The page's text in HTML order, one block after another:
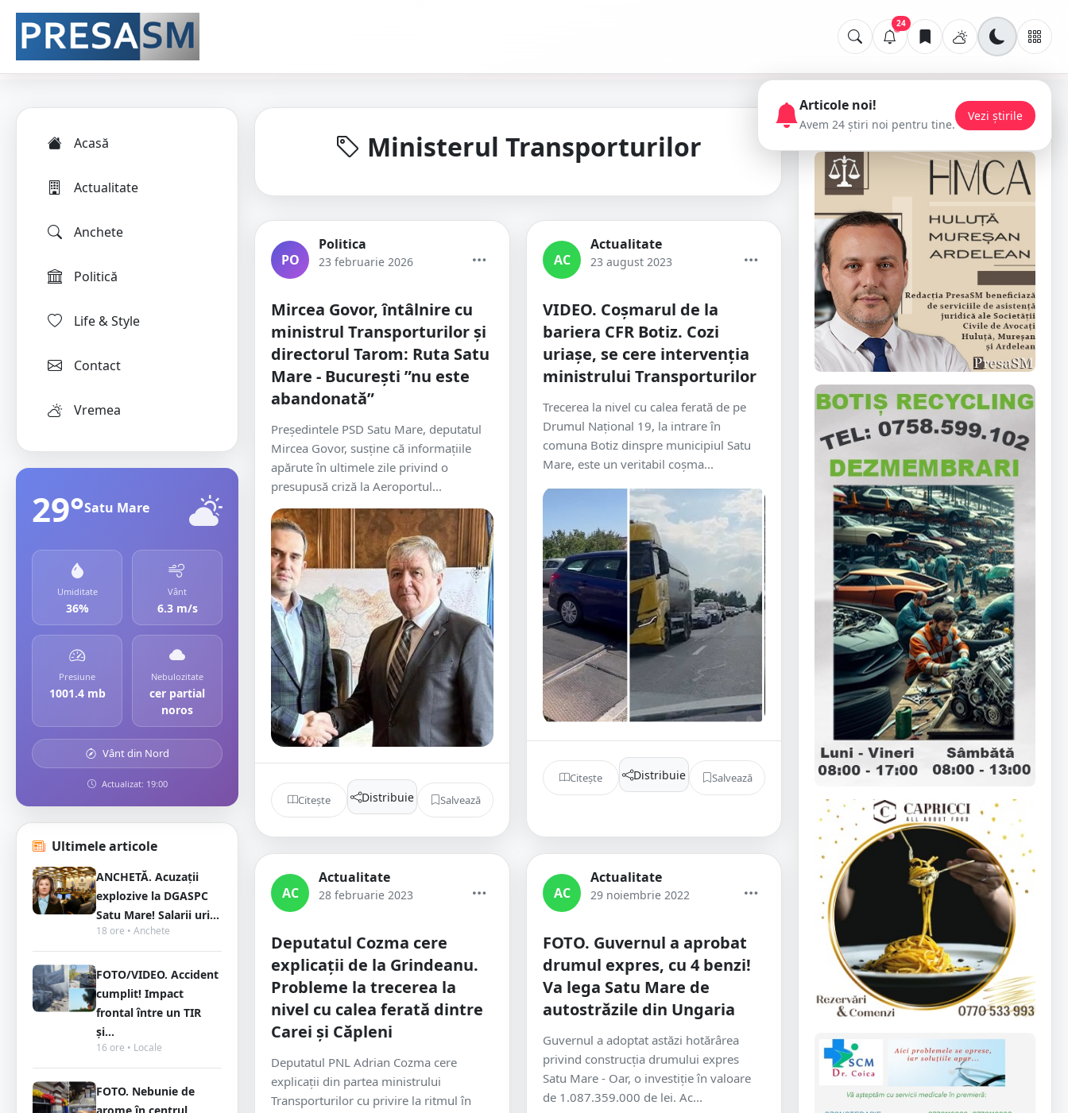
24
Acasă
Actualitate
Anchete
Politică
Life & Style
Contact
Vremea
29°Satu Mare
Umiditate
36%
Vânt
6.3 m/s
Presiune
1001.4 mb
Nebulozitate
cer partial
noros
Vânt din Nord
Actualizat: 19:00
Ultimele articole
ANCHETĂ. Acuzații
explozive la DGASPC
Satu Mare! Salarii uri...
18 ore • Anchete
FOTO/VIDEO. Accident
cumplit! Impact
frontal între un TIR
și...
16 ore • Locale
FOTO. Nebunie de
Ministerul Transporturilor
PO
Politica
23 februarie 2026
Mircea Govor, întâlnire cu
ministrul Transporturilor și
directorul Tarom: Ruta Satu
Mare - București ”nu este
abandonată”
Președintele PSD Satu Mare, deputatul
Mircea Govor, susține că informațiile
apărute în ultimele zile privind o
presupusă criză la Aeroportul...
Citește Distribuie Salvează
AC
Actualitate
23 august 2023
VIDEO. Coșmarul de la
bariera CFR Botiz. Cozi
uriașe, se cere intervenția
ministrului Transporturilor
Trecerea la nivel cu calea ferată de pe
Drumul Național 19, la intrare în
comuna Botiz dinspre municipiul Satu
Mare, este un veritabil coșma...
Citește Distribuie Salvează
AC
Actualitate
28 februarie 2023
Deputatul Cozma cere
explicații de la Grindeanu.
Probleme la trecerea la
nivel cu calea ferată dintre
Carei și Căpleni
Deputatul PNL Adrian Cozma cere
explicații din partea ministrului
Transporturilor cu privire la ritmul în
AC
Actualitate
29 noiembrie 2022
FOTO. Guvernul a aprobat
drumul expres, cu 4 benzi!
Va lega Satu Mare de
autostrăzile din Ungaria
Guvernul a adoptat astăzi hotărârea
privind construcția drumului expres
Satu Mare - Oar, o investiție în valoare
de 1.087.359.000 de lei. Ac...
📢 Publicitate
Articole noi!
Avem 24 știri noi pentru tine.
Vezi știrile